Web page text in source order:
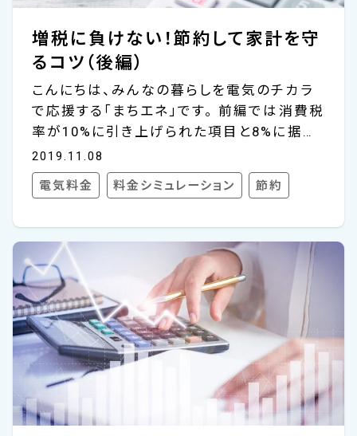
増税に負けない！節約して家計を守
るコツ（後編）
こんにちは、みんなの暮らしを電気のチカラ
で応援する「まちエネ」です。 前編では消費税
率が10%に引き上げられた項目と8%に据え
置かれた項目をご紹介しました。後編では無
理なく節約して家計の負担を軽くする方法を
ご紹介します！ 無理なく節約して家計の負担
か？いくつか考えられることを挙げてみましょ
う。 多くの方がまず注目するのは、「その支出
が固定費かそうでないか」ということだと思
います。たとえば、光熱費や生命保険などの
保険料、住宅費は「毎月ほぼ決まった金額を
支払わなければならないので、削れない」と
考えられる一方、外食や服...
2019.11.08
電気料金 料金シミュレーション 節約